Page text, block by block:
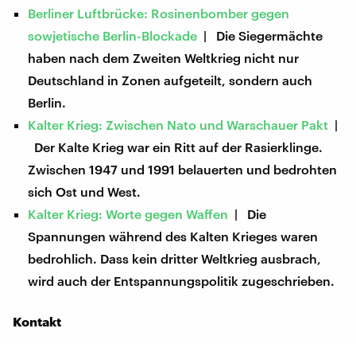
Berliner Luftbrücke: Rosinenbomber gegen
sowjetische Berlin-Blockade | Die Siegermächte
haben nach dem Zweiten Weltkrieg nicht nur
Deutschland in Zonen aufgeteilt, sondern auch
Berlin.
Kalter Krieg: Zwischen Nato und Warschauer Pakt |
Der Kalte Krieg war ein Ritt auf der Rasierklinge.
Zwischen 1947 und 1991 belauerten und bedrohten
sich Ost und West.
Kalter Krieg: Worte gegen Waffen | Die
Spannungen während des Kalten Krieges waren
bedrohlich. Dass kein dritter Weltkrieg ausbrach,
wird auch der Entspannungspolitik zugeschrieben.
Kontakt